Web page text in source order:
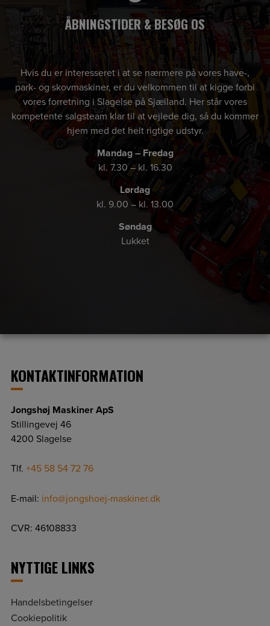
ÅBNINGSTIDER & BESØG OS
Hvis du er interesseret i at se nærmere på vores have-,
park- og skovmaskiner, er du velkommen til at kigge forbi
vores forretning i Slagelse på Sjælland. Her står vores
kompetente salgsteam klar til at vejlede dig, så du kommer
hjem med det helt rigtige udstyr.
Mandag – Fredag
kl. 7.30 – kl. 16.30
Lørdag
kl. 9.00 – kl. 13.00
Søndag
Lukket
KONTAKTINFORMATION
Jongshøj Maskiner ApS
Stillingevej 46
4200 Slagelse
Tlf. +45 58 54 72 76
E-mail: info@jongshoej-maskiner.dk
CVR: 46108833
NYTTIGE LINKS
Handelsbetingelser
Cookiepolitik